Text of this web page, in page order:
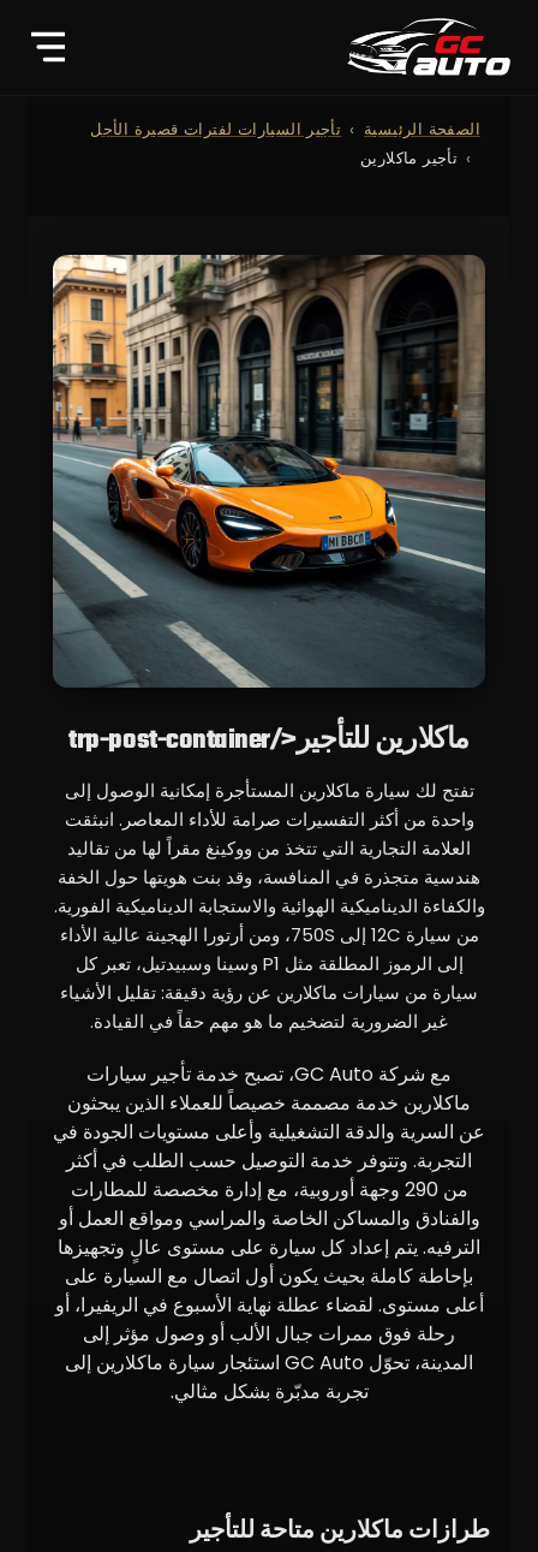
الصفحة الرئيسية
تأجير السيارات لفترات قصيرة الأجل
تأجير ماكلارين
ماكلارين للتأجير</trp-post-container
تفتح لك سيارة ماكلارين المستأجرة إمكانية الوصول إلى
واحدة من أكثر التفسيرات صرامة للأداء المعاصر. انبثقت
العلامة التجارية التي تتخذ من ووكينغ مقراً لها من تقاليد
هندسية متجذرة في المنافسة، وقد بنت هويتها حول الخفة
والكفاءة الديناميكية الهوائية والاستجابة الديناميكية الفورية.
من سيارة 12C إلى 750S، ومن أرتورا الهجينة عالية الأداء
إلى الرموز المطلقة مثل P1 وسينا وسبيدتيل، تعبر كل
سيارة من سيارات ماكلارين عن رؤية دقيقة: تقليل الأشياء
غير الضرورية لتضخيم ما هو مهم حقاً في القيادة.
مع شركة GC Auto، تصبح خدمة تأجير سيارات
ماكلارين خدمة مصممة خصيصاً للعملاء الذين يبحثون
عن السرية والدقة التشغيلية وأعلى مستويات الجودة في
التجربة. وتتوفر خدمة التوصيل حسب الطلب في أكثر
من 290 وجهة أوروبية، مع إدارة مخصصة للمطارات
والفنادق والمساكن الخاصة والمراسي ومواقع العمل أو
الترفيه. يتم إعداد كل سيارة على مستوى عالٍ وتجهيزها
بإحاطة كاملة بحيث يكون أول اتصال مع السيارة على
أعلى مستوى. لقضاء عطلة نهاية الأسبوع في الريفيرا، أو
رحلة فوق ممرات جبال الألب أو وصول مؤثر إلى
المدينة، تحوّل GC Auto استئجار سيارة ماكلارين إلى
تجربة مدبّرة بشكل مثالي.
طرازات ماكلارين متاحة للتأجير